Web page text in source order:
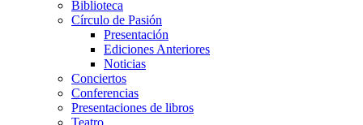
Biblioteca
Círculo de Pasión
Presentación
Ediciones Anteriores
Noticias
Conciertos
Conferencias
Presentaciones de libros
Teatro